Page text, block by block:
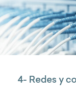
4- Redes y